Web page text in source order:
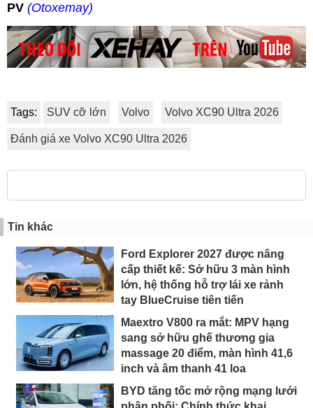
PV (Otoxemay)
Tags: SUV cỡ lớn Volvo Volvo XC90 Ultra 2026
Đánh giá xe Volvo XC90 Ultra 2026
Tin khác
Ford Explorer 2027 được nâng
cấp thiết kế: Sở hữu 3 màn hình
lớn, hệ thống hỗ trợ lái xe rảnh
tay BlueCruise tiên tiến
Maextro V800 ra mắt: MPV hạng
sang sở hữu ghế thương gia
massage 20 điểm, màn hình 41,6
inch và âm thanh 41 loa
BYD tăng tốc mở rộng mạng lưới